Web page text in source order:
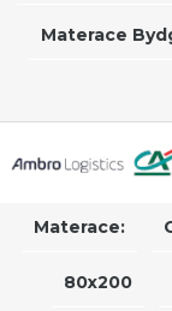
Materace
Materace:
80x200